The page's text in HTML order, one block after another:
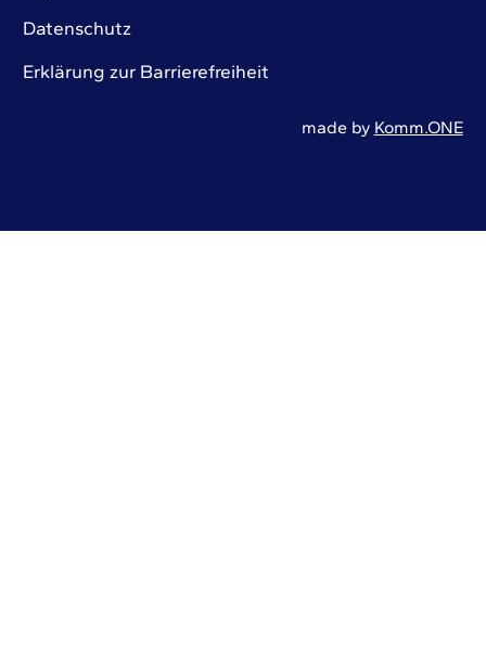
Datenschutz
Erklärung zur Barrierefreiheit
made by Komm.ONE